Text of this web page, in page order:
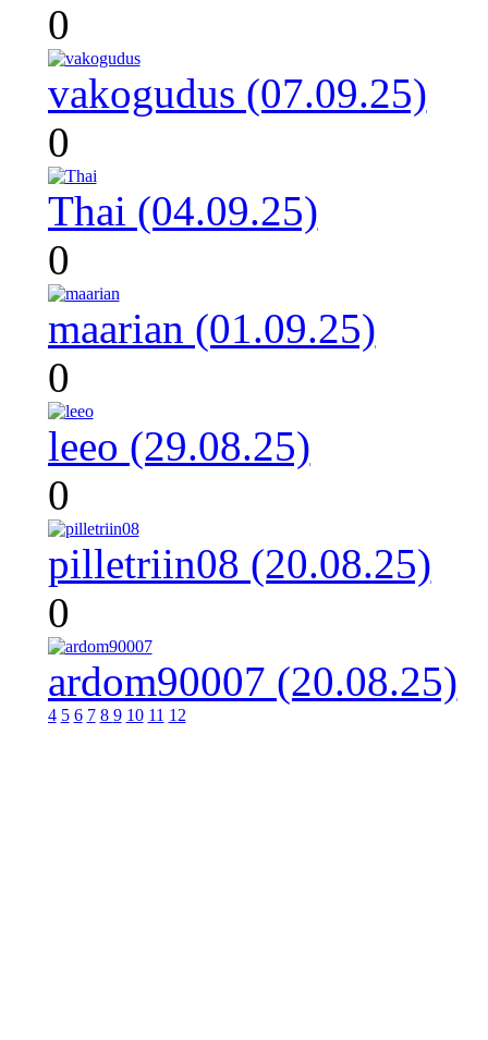
0
vakogudus (07.09.25)
0
Thai (04.09.25)
0
maarian (01.09.25)
0
leeo (29.08.25)
0
pilletriin08 (20.08.25)
0
ardom90007 (20.08.25)
4 5 6 7 8 9 10 11 12